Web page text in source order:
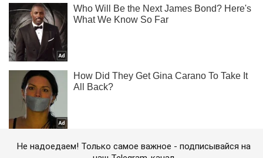
Не надоедаем! Только самое важное - подписывайся на